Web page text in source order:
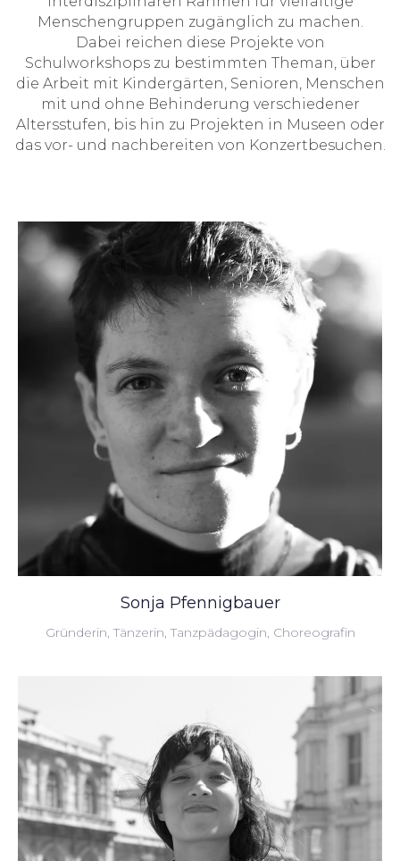
Menschengruppen zugänglich zu machen.
Dabei reichen diese Projekte von
Schulworkshops zu bestimmten Theman, über
die Arbeit mit Kindergärten, Senioren, Menschen
mit und ohne Behinderung verschiedener
Altersstufen, bis hin zu Projekten in Museen oder
das vor- und nachbereiten von Konzertbesuchen.
Sonja Pfennigbauer
Gründerin, Tänzerin, Tanzpädagogin, Choreografin